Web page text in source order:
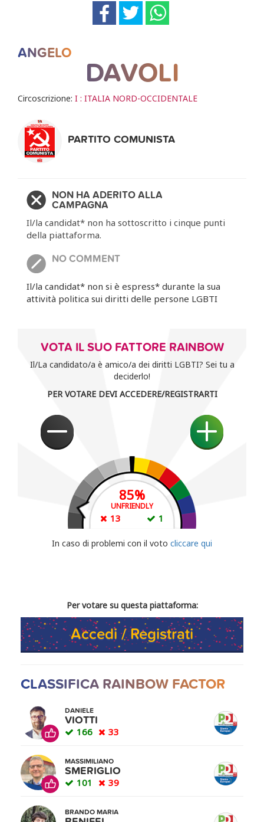
ANGELO
DAVOLI
Circoscrizione: I : ITALIA NORD-OCCIDENTALE
PARTITO COMUNISTA
NON HA ADERITO ALLA
CAMPAGNA
Il/la candidat* non ha sottoscritto i cinque punti
della piattaforma.
NO COMMENT
Il/la candidat* non si è espress* durante la sua
attività politica sui diritti delle persone LGBTI
VOTA IL SUO FATTORE RAINBOW
Il/La candidato/a è amico/a dei diritti LGBTI? Sei tu a
deciderlo!
PER VOTARE DEVI ACCEDERE/REGISTRARTI
85%
UNFRIENDLY
13 1
CONDIVIDI IL TUO VOTO
In caso di problemi con il voto cliccare qui
Per votare su questa piattaforma:
Accedi / Registrati
CLASSIFICA RAINBOW FACTOR
DANIELE
VIOTTI
166 33
MASSIMILIANO
SMERIGLIO
101 39
BRANDO MARIA